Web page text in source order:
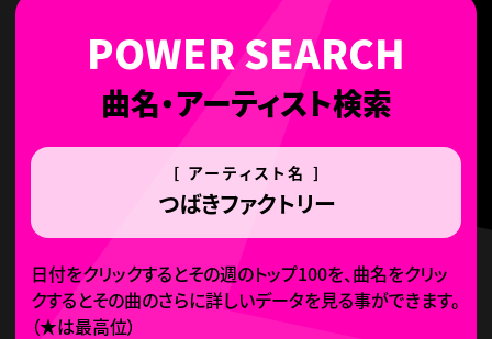
曲名・アーティスト検索
[ アーティスト名 ]
つばきファクトリー
日付をクリックするとその週のトップ100を、曲名をクリッ
クするとその曲のさらに詳しいデータを見る事ができます。
（★は最高位）